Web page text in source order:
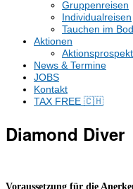
Gruppenreisen
Individualreisen
Tauchen im
Aktionen
Aktionsprospekt
News & Termine
JOBS
Kontakt
TAX FREE 🇨🇭
Diamond Diver
Voraussetzung für die